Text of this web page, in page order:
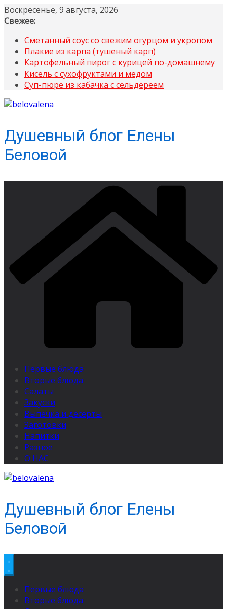
Перейти
к
Воскресенье, 9 августа, 2026
Свежее:
Сметанный соус со свежим огурцом и укропом
Плакие из карпа (тушеный карп)
Картофельный пирог с курицей по-домашнему
Кисель с сухофруктами и медом
Суп-пюре из кабачка с сельдереем
Душевный блог Елены
Беловой
Первые блюда
Вторые блюда
Салаты
Закуски
Выпечка и десерты
Заготовки
Напитки
Разное
О НАС
Душевный блог Елены
Беловой
Первые блюда
Вторые блюда